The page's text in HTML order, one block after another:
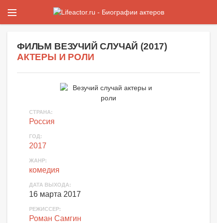
ФИЛЬМ ВЕЗУЧИЙ СЛУЧАЙ (2017)
АКТЕРЫ И РОЛИ
СТРАНА:
Россия
ГОД:
2017
ЖАНР:
комедия
ДАТА ВЫХОДА:
16 марта 2017
РЕЖИССЕР:
Роман Самгин